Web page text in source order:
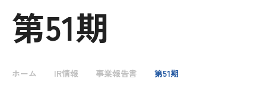
第51期
ホーム IR情報 事業報告書 第51期